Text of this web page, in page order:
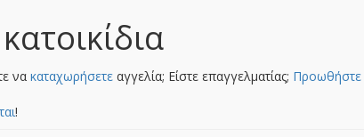
να καταχωρήσετε αγγελία; Είστε επαγγελματίας; Προωθήστε
!